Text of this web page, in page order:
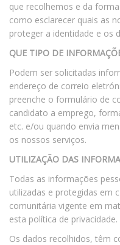
que recolhemos e da
como esclarecer quais as
proteger a identidade e os
QUE TIPO DE
Podem ser solicitadas
endereço de correio
preenche o formulário de
candidato a emprego,
etc. e/ou quando envia
os nossos serviços.
UTILIZAÇÃO DAS
Todas as informações
utilizadas e protegidas em
comunitária vigente em
esta política de privacidade.
Os dados recolhidos, têm